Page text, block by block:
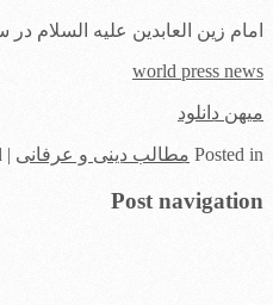
امام زین العابدین علیه السلام
world press news
میهن دانلود
Posted in مطالب دینی و عرفانی |
Post navigation